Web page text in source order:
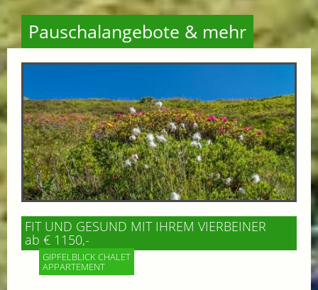
Pauschalangebote & mehr
FIT UND GESUND MIT IHREM VIERBEINER
ab € 1150,-
GIPFELBLICK CHALET
APPARTEMENT